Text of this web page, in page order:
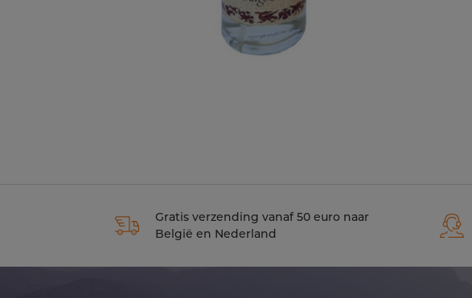
Gratis verzending vanaf 50 euro naar
België en Nederland